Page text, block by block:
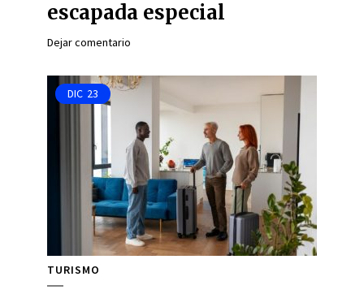
escapada especial
Dejar comentario
DIC 23
TURISMO